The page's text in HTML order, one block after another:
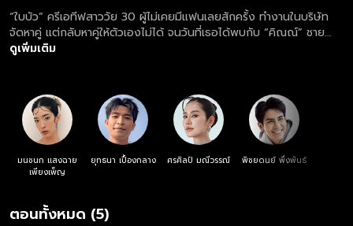
“ใบบัว” ครีเอทีฟสาววัย 30 ผู้ไม่เคยมีแฟนเลยสักครั้ง ทำงานในบริษัท
จัดหาคู่ แต่กลับหาคู่ให้ตัวเองไม่ได้ จนวันที่เธอได้พบกับ “คิณณ์” ชาย
หนุ่มเพอร์เฟกต์ที่เข้ากับเธอราวกับรู้จักกันมานาน ความหวังครั้งแรกใน
การหนีความโสดของทุกคน จะพาใครไปสู่ความรักที่เฝ้ารอ หรือทำให้ความ
สัมพันธ์ทั้งหมดต้องเปลี่ยนไปตลอดกาล
ดูเพิ่มเติม
มนชนก แสงฉาย
เพียงเพ็ญ
ยุทธนา เปื้องกลาง ศรศิลป์ มณีวรรณ์ พิชยดนย์ พึ่งพันธ์
ตอนทั้งหมด (5)